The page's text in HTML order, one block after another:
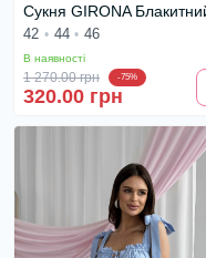
Сукня GIRONA
42 44 46
В наявності
1 270.00 грн -75%
320.00 грн